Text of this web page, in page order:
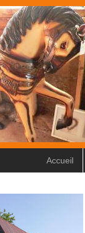
Accueil